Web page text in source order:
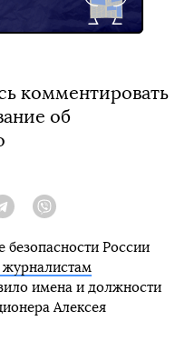
комментировать
об
Telegram
России
журналистам
имена и должности
Алексея